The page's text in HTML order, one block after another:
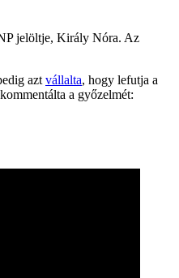
jelöltje, Király Nóra. Az
azt vállalta, hogy lefutja a
a győzelmét: